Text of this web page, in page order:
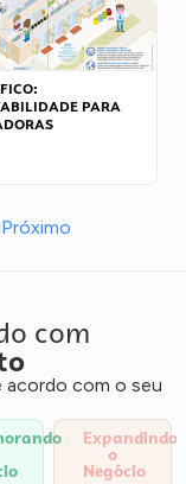
PARA
Próximo
com
acordo com o seu
Expandindo
o
Negócio